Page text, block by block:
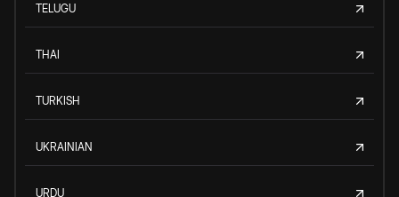
TELUGU
THAI
TURKISH
UKRAINIAN
URDU